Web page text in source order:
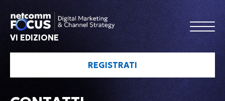
VI EDIZIONE
REGISTRATI